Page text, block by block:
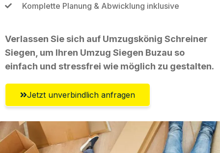
Komplette Planung & Abwicklung inklusive
Verlassen Sie sich auf Umzugskönig Schreiner
Siegen, um Ihren Umzug Siegen Buzau so
einfach und stressfrei wie möglich zu gestalten.
Jetzt unverbindlich anfragen